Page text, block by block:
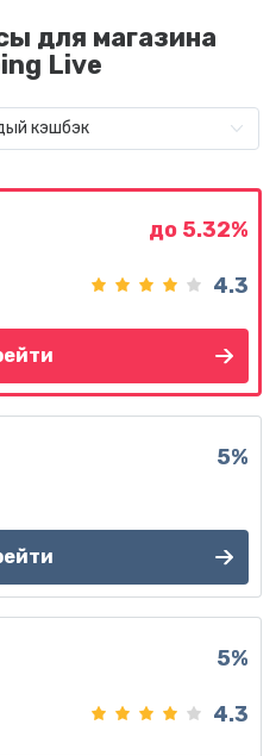
для магазина
Live
кэшбэк
до 5.32%
4.3
5%
5%
4.3